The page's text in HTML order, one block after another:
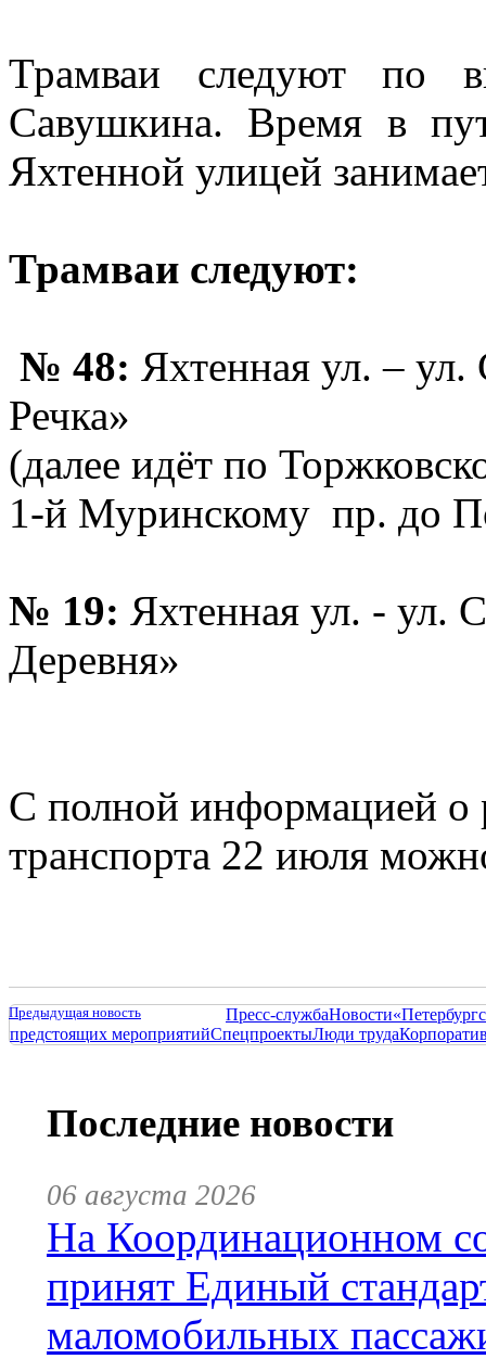
Трамваи следуют по
Савушкина. Время в
Яхтенной улицей
Трамваи следуют:
№ 48: Яхтенная ул. –
Речка»
(далее идёт по
1-й Муринскому пр. до
№ 19: Яхтенная ул. - ул.
Деревня»
С полной информацией о
транспорта 22 июля
Предыдущая новость Пресс-службаНовости
предстоящих мероприятийСпецпроектыЛюди труда
Последние новости
06 августа 2026
На Координационном
принят Единый
маломобильных